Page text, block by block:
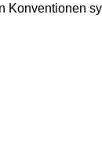
Konventionen